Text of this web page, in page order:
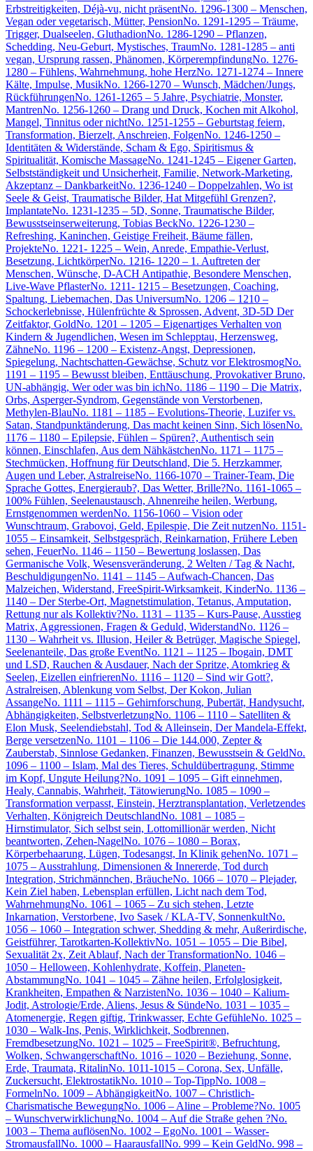
Erbstreitigkeiten, Déjà-vu, nicht präsentNo. 1296-1300 – Menschen,
Vegan oder vegetarisch, Mütter, PensionNo. 1291-1295 – Träume,
Trigger, Dualseelen, GluthadionNo. 1286-1290 – Pflanzen,
Schedding, Neu-Geburt, Mystisches, TraumNo. 1281-1285 – anti
vegan, Ursprung rassen, Phänomen, KörperempfindungNo. 1276-
1280 – Fühlens, Wahrnehmung, hohe HerzNo. 1271-1274 – Innere
Kälte, Impulse, MusikNo. 1266-1270 – Wunsch, Mädchen/Jungs,
RückführungenNo. 1261-1265 – 5 Jahre, Psychiatrie, Monster,
MantrenNo. 1256-1260 – Drang und Druck, Kochen mit Alkohol,
Mangel, Tinnitus oder nichtNo. 1251-1255 – Geburtstag feiern,
Transformation, Bierzelt, Anschreien, FolgenNo. 1246-1250 –
Identitäten & Widerstände, Scham & Ego, Spiritismus &
Spiritualität, Komische MassageNo. 1241-1245 – Eigener Garten,
Selbstständigkeit und Unsicherheit, Familie, Network-Marketing,
Akzeptanz – DankbarkeitNo. 1236-1240 – Doppelzahlen, Wo ist
Seele & Geist, Traumatische Bilder, Hat Mitgefühl Grenzen?,
ImplantateNo. 1231-1235 – 5D, Sonne, Traumatische Bilder,
Bewusstseinserweiterung, Tobias BeckNo. 1226-1230 –
Refreshing, Kaninchen, Geistige Freiheit, Bäume fällen,
ProjekteNo. 1221- 1225 – Wein, Anrede, Empathie-Verlust,
Besetzung, LichtkörperNo. 1216- 1220 – 1. Auftreten der
Menschen, Wünsche, D-ACH Antipathie, Besondere Menschen,
Live-Wave PflasterNo. 1211- 1215 – Besetzungen, Coaching,
Spaltung, Liebemachen, Das UniversumNo. 1206 – 1210 –
Schockerlebnisse, Hülenfrüchte & Sprossen, Advent, 3D-5D Der
Zeitfaktor, GoldNo. 1201 – 1205 – Eigenartiges Verhalten von
Kindern & Jugendlichen, Wesen im Schlepptau, Herzensweg,
ZähneNo. 1196 – 1200 – Existenz-Angst, Depressionen,
Spiegelung, Nachtschatten-Gewächse, Schutz vor ElektrosmogNo.
1191 – 1195 – Bewusst bleiben, Enttäuschung, Provokativer Bruno,
UN-abhängig, Wer oder was bin ichNo. 1186 – 1190 – Die Matrix,
Orbs, Asperger-Syndrom, Gegenstände von Verstorbenen,
Methylen-BlauNo. 1181 – 1185 – Evolutions-Theorie, Luzifer vs.
Satan, Standpunktänderung, Das macht keinen Sinn, Sich lösenNo.
1176 – 1180 – Epilepsie, Fühlen – Spüren?, Authentisch sein
können, Einschlafen, Aus dem NähkästchenNo. 1171 – 1175 –
Stechmücken, Hoffnung für Deutschland, Die 5. Herzkammer,
Augen und Leber, AstralreiseNo. 1166-1070 – Trainer-Team, Die
Sprache Gottes, Energieraub?, Das Wetter, Brille?No. 1161-1065 –
100% Fühlen, Seelenaustausch, Ahnenreihe heilen, Werbung,
Ernstgenommen werdenNo. 1156-1060 – Vision oder
Wunschtraum, Grabovoi, Geld, Epilespie, Die Zeit nutzenNo. 1151-
1055 – Einsamkeit, Selbstgespräch, Reinkarnation, Frühere Leben
sehen, FeuerNo. 1146 – 1150 – Bewertung loslassen, Das
Germanische Volk, Wesensveränderung, 2 Welten / Tag & Nacht,
BeschuldigungenNo. 1141 – 1145 – Aufwach-Chancen, Das
Malzeichen, Widerstand, FreeSpirit-Wirksamkeit, KinderNo. 1136 –
1140 – Der Sterbe-Ort, Magnetstimulation, Tetanus, Amputation,
Rettung nur als Kollektiv?No. 1131 – 1135 – Kurs-Pause, Ausstieg
Matrix, Aggressionen, Fragen & Geduld, WiderstandNo. 1126 –
1130 – Wahrheit vs. Illusion, Heiler & Betrüger, Magische Spiegel,
Seelenanteile, Das große EventNo. 1121 – 1125 – Ibogain, DMT
und LSD, Rauchen & Ausdauer, Nach der Spritze, Atomkrieg &
Seelen, Eizellen einfrierenNo. 1116 – 1120 – Sind wir Gott?,
Astralreisen, Ablenkung vom Selbst, Der Kokon, Julian
AssangeNo. 1111 – 1115 – Gehirnforschung, Pubertät, Handysucht,
Abhängigkeiten, SelbstverletzungNo. 1106 – 1110 – Satelliten &
Elon Musk, Seelendiebstahl, Tod & Alleinsein, Der Mandela-Effekt,
Berge versetzenNo. 1101 – 1106 – Die 144.000, Zepter &
Zauberstab, Sinnlose Gedanken, Finanzen, Bewusstsein & GeldNo.
1096 – 1100 – Islam, Mal des Tieres, Schuldübertragung, Stimme
im Kopf, Ungute Heilung?No. 1091 – 1095 – Gift einnehmen,
Healy, Cannabis, Wahrheit, TätowierungNo. 1085 – 1090 –
Transformation verpasst, Einstein, Herztransplantation, Verletzendes
Verhalten, Königreich DeutschlandNo. 1081 – 1085 –
Hirnstimulator, Sich selbst sein, Lottomillionär werden, Nicht
beantworten, Zehen-NagelNo. 1076 – 1080 – Borax,
Körperbehaarung, Lügen, Todesangst, In Klinik gehenNo. 1071 –
1075 – Ausstrahlung, Dimensionen & Innererde, Tod durch
Integration, Strichmännchen, BräucheNo. 1066 – 1070 – Plejader,
Kein Ziel haben, Lebensplan erfüllen, Licht nach dem Tod,
WahrnehmungNo. 1061 – 1065 – Zu sich stehen, Letzte
Inkarnation, Verstorbene, Ivo Sasek / KLA-TV, SonnenkultNo.
1056 – 1060 – Integration schwer, Shedding & mehr, Außerirdische,
Geistführer, Tarotkarten-KollektivNo. 1051 – 1055 – Die Bibel,
Sexualität 2x, Zeit Ablauf, Nach der TransformationNo. 1046 –
1050 – Helloween, Kohlenhydrate, Koffein, Planeten-
AbstammungNo. 1041 – 1045 – Zähne heilen, Erfolglosigkeit,
Krankheiten, Empathen & NarzistenNo. 1036 – 1040 – Kalium-
Jodit, Astrologie/Erde, Aliens, Jesus & SündeNo. 1031 – 1035 –
Atomenergie, Regen giftig, Trinkwasser, Echte GefühleNo. 1025 –
1030 – Walk-Ins, Penis, Wirklichkeit, Sodbrennen,
FremdbesetzungNo. 1021 – 1025 – FreeSpirit®, Befruchtung,
Wolken, SchwangerschaftNo. 1016 – 1020 – Beziehung, Sonne,
Erde, Traumata, RitalinNo. 1011-1015 – Corona, Sex, Unfälle,
Zuckersucht, ElektrostatikNo. 1010 – Top-TippNo. 1008 –
FormelnNo. 1009 – AbhängigkeitNo. 1007 – Christlich-
Charismatische BewegungNo. 1006 – Aline – Probleme?No. 1005
– WunschverwirklichungNo. 1004 – Auf die Straße gehen ?No.
1003 – Thema auflösenNo. 1002 – EgoNo. 1001 – Wasser-
StromausfallNo. 1000 – HaarausfallNo. 999 – Kein GeldNo. 998 –